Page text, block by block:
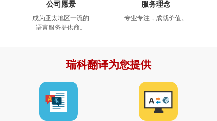
公司愿景
成为亚太地区一流的
语言服务提供商。
服务理念
专业专注，成就价值。
瑞科翻译为您提供